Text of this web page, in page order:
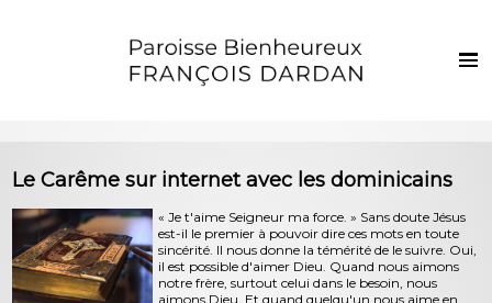
Vie de la paroisse
Les clochers
Le Carême sur internet avec les dominicains
« Je t'aime Seigneur ma force. » Sans doute Jésus
est-il le premier à pouvoir dire ces mots en toute
sincérité. Il nous donne la témérité de le suivre. Oui,
il est possible d'aimer Dieu. Quand nous aimons
notre frère, surtout celui dans le besoin, nous
aimons Dieu. Et quand quelqu'un nous aime en